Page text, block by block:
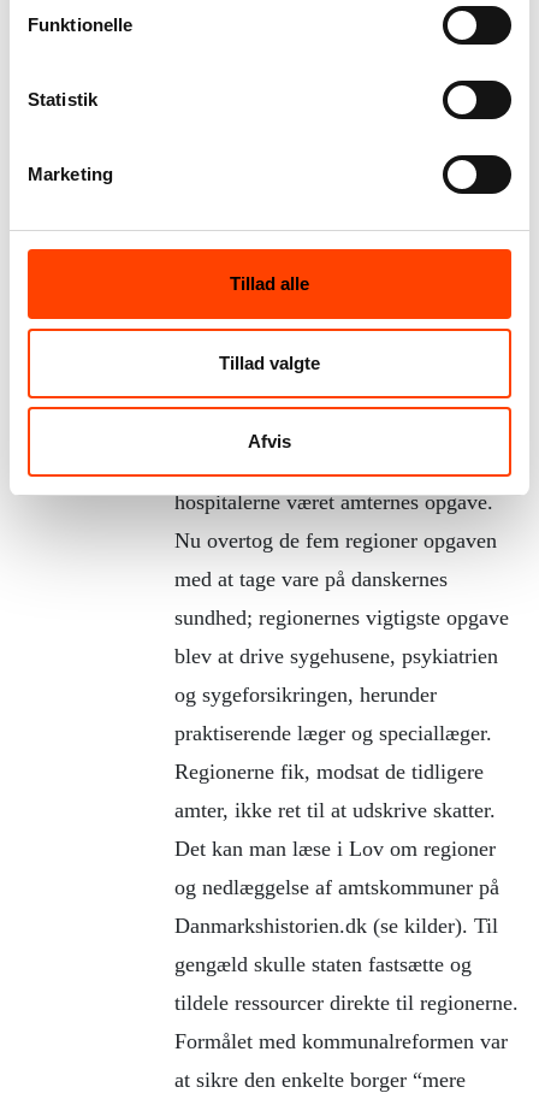
Funktionelle
Statistik
Marketing
Tillad alle
Tillad valgte
Afvis
i 2007 flyttede fra amter
I 2005 blev en kommunalreform
vedtaget i Folketinget af et flertal
bestående af Venstre, Konservative og
hospitalerne været amternes opgave.
Nu overtog de fem regioner opgaven
med at tage vare på danskernes
sundhed; regionernes vigtigste opgave
blev at drive sygehusene, psykiatrien
og sygeforsikringen, herunder
praktiserende læger og speciallæger.
Regionerne fik, modsat de tidligere
amter, ikke ret til at udskrive skatter.
Det kan man læse i Lov om regioner
og nedlæggelse af amtskommuner på
Danmarkshistorien.dk (se kilder). Til
gengæld skulle staten fastsætte og
tildele ressourcer direkte til regionerne.
Formålet med kommunalreformen var
at sikre den enkelte borger “mere